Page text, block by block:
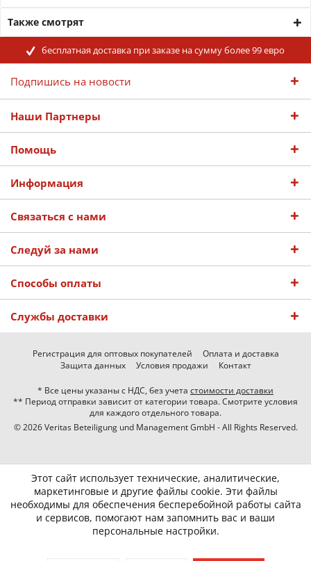
Также смотрят
бесплатная доставка при заказе на сумму более 99 евро
Подпишись на новости
Наши Партнеры
Помощь
Информация
Связаться с нами
Следуй за нами
Способы оплаты
Службы доставки
Регистрация для оптовых покупателей
Оплата и доставка
Защита данных
Условия продажи Контакт
* Все цены указаны с НДС, без учета стоимости доставки
** Период отправки зависит от категории товара. Смотрите условия
для каждого отдельного товара.
© 2026 Veritas Beteiligung und Management GmbH - All Rights Reserved.
Этот сайт использует технические, аналитические,
маркетинговые и другие файлы cookie. Эти файлы
необходимы для обеспечения бесперебойной работы сайта
и сервисов, помогают нам запомнить вас и ваши
персональные настройки.